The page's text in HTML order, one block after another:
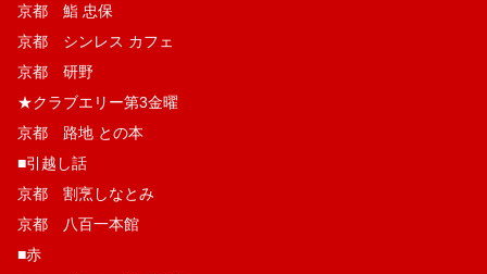
京都 鮨 忠保
京都 シンレス カフェ
京都 研野
★クラブエリー第3金曜
京都 路地 との本
■引越し話
京都 割烹しなとみ
京都 八百一本館
■赤